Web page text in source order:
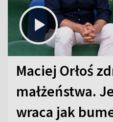
Maciej Orłoś
małżeństwa.
wraca jak